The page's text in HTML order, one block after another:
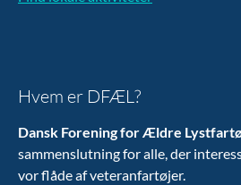
Hvem er DFÆL?
Dansk Forening for Ældre
sammenslutning for alle, der
vor flåde af veteranfartøjer.